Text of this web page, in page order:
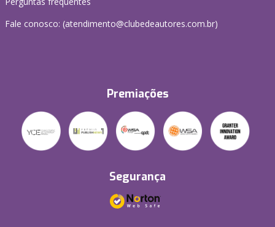
Fale conosco: (atendimento@clubedeautores.com.br)
Premiações
Segurança